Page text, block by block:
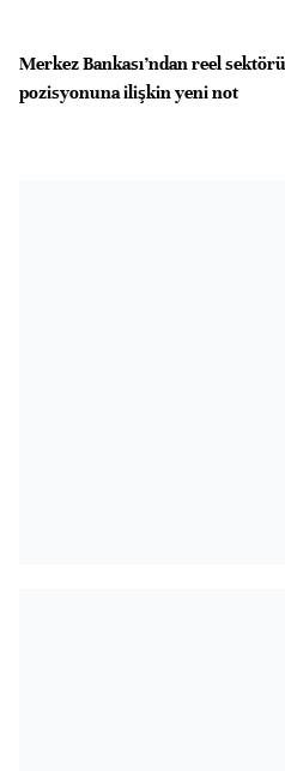
Merkez Bankası’ndan reel
pozisyonuna ilişkin yeni not